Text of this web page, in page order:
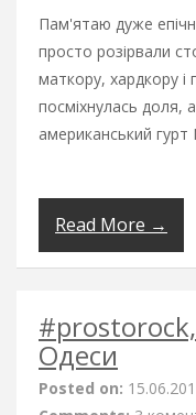
Пам'ятаю дуже
просто розірвали
маткору, хардкору і
посміхнулась доля,
американський гурт
Read More →
Одеси
Posted on: